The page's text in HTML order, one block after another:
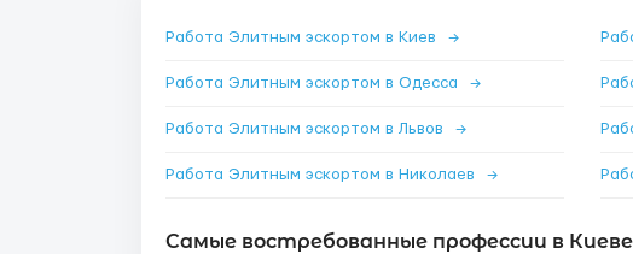
Работа Элитным эскортом в Киев →
Работа Элитным эскортом в Одесса →
Работа Элитным эскортом в Львов →
Работа Элитным эскортом в Николаев →
Самые востребованные профессии в